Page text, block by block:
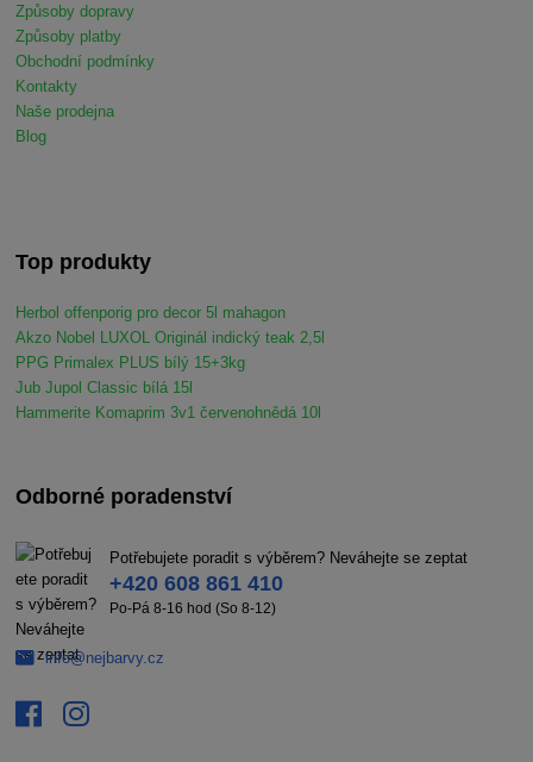
Způsoby dopravy
Způsoby platby
Obchodní podmínky
Kontakty
Naše prodejna
Blog
Top produkty
Herbol offenporig pro decor 5l mahagon
Akzo Nobel LUXOL Originál indický teak 2,5l
PPG Primalex PLUS bílý 15+3kg
Jub Jupol Classic bílá 15l
Hammerite Komaprim 3v1 červenohnědá 10l
Odborné poradenství
Potřebujete poradit s výběrem? Neváhejte se zeptat
+420 608 861 410
Po-Pá 8-16 hod (So 8-12)
info@nejbarvy.cz